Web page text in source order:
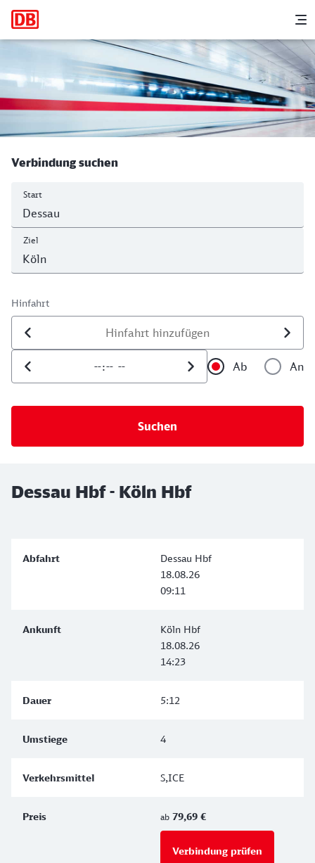
Hauptnavigation
Dessau Hbf - Köln Hbf
Verbindung suchen
Start
Ziel
Hinfahrt
Datum der Hinfahrt
Uhrzeit der Hinfahrt
Ab
An
Dessau Hbf - Köln Hbf
Dessau Hbf
18.08.26
09:11
Köln Hbf
18.08.26
14:23
5:12
4
S,ICE
ab 79,69 €
Verbindung prüfen